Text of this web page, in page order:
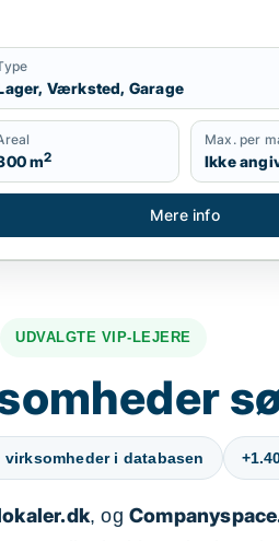
Værksted, Garage
m2
Max. per
Ikke
Mere info
UDVALGTE VIP-LEJERE
virksomheder i databasen
, og